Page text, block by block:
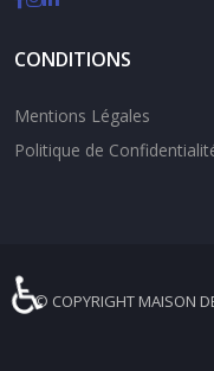
CONDITIONS
Mentions Légales
Politique de
© COPYRIGHT MAISON